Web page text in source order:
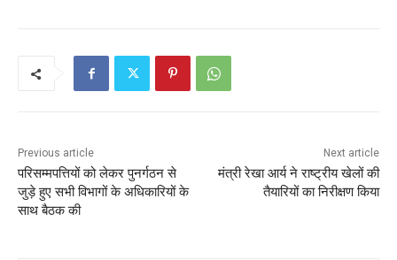
Previous article
परिसम्मपत्तियों को लेकर पुनर्गठन से
जुड़े हुए सभी विभागों के अधिकारियों के
साथ बैठक की
Next article
मंत्री रेखा आर्य ने राष्ट्रीय खेलों की
तैयारियों का निरीक्षण किया